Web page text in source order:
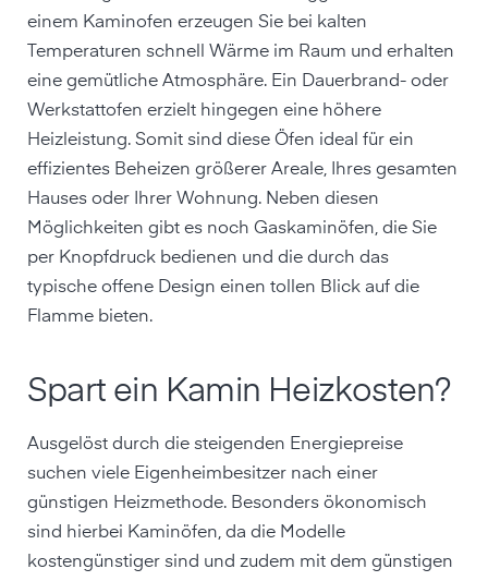
einem Kaminofen erzeugen Sie bei kalten
Temperaturen schnell Wärme im Raum und erhalten
eine gemütliche Atmosphäre. Ein Dauerbrand- oder
Werkstattofen erzielt hingegen eine höhere
Heizleistung. Somit sind diese Öfen ideal für ein
effizientes Beheizen größerer Areale, Ihres gesamten
Hauses oder Ihrer Wohnung. Neben diesen
Möglichkeiten gibt es noch Gaskaminöfen, die Sie
per Knopfdruck bedienen und die durch das
typische offene Design einen tollen Blick auf die
Flamme bieten.
Spart ein Kamin Heizkosten?
Ausgelöst durch die steigenden Energiepreise
suchen viele Eigenheimbesitzer nach einer
günstigen Heizmethode. Besonders ökonomisch
sind hierbei Kaminöfen, da die Modelle
kostengünstiger sind und zudem mit dem günstigen